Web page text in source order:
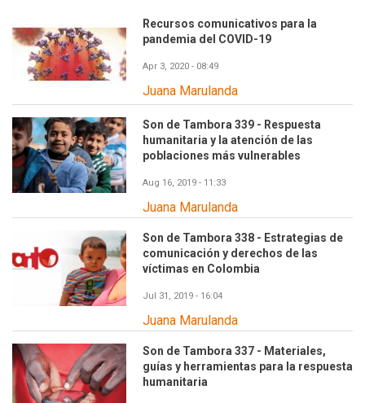
Recursos comunicativos para la
pandemia del COVID-19
Apr 3, 2020 - 08:49
Juana Marulanda
Son de Tambora 339 - Respuesta
humanitaria y la atención de las
poblaciones más vulnerables
Aug 16, 2019 - 11:33
Juana Marulanda
Son de Tambora 338 - Estrategias de
comunicación y derechos de las
víctimas en Colombia
Jul 31, 2019 - 16:04
Juana Marulanda
Son de Tambora 337 - Materiales,
guías y herramientas para la respuesta
humanitaria